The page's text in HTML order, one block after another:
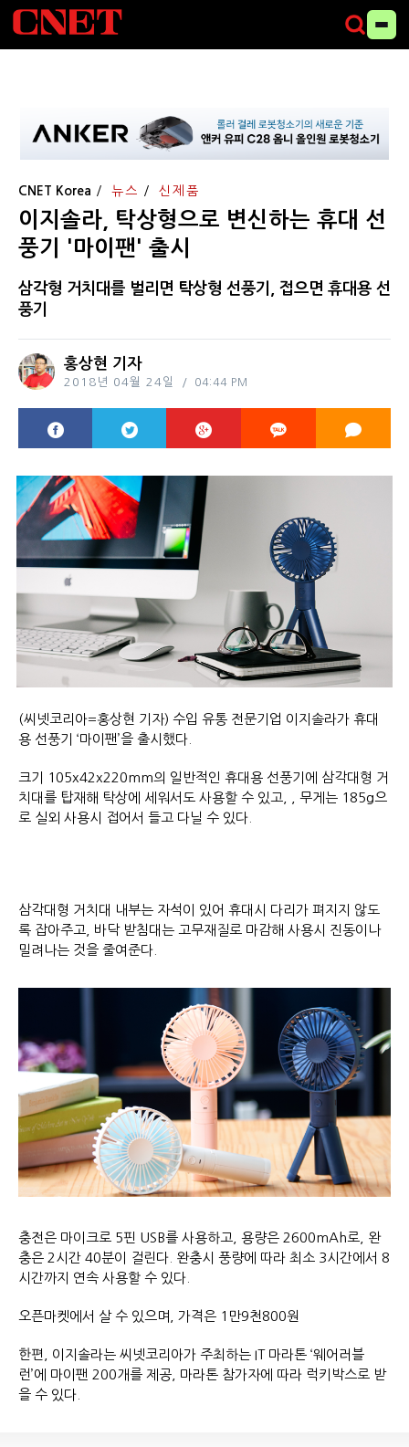
CNET Korea 뉴스 신제품
이지솔라, 탁상형으로 변신하는 휴대 선
풍기 '마이팬' 출시
삼각형 거치대를 벌리면 탁상형 선풍기, 접으면 휴대용 선
풍기
홍상현 기자
2018년 04월 24일 04:44 PM
(씨넷코리아=홍상현 기자) 수입 유통 전문기업 이지솔라가 휴대
용 선풍기 ‘마이팬’을 출시했다.
크기 105x42x220mm의 일반적인 휴대용 선풍기에 삼각대형 거
치대를 탑재해 탁상에 세워서도 사용할 수 있고, , 무게는 185g으
로 실외 사용시 접어서 들고 다닐 수 있다.
삼각대형 거치대 내부는 자석이 있어 휴대시 다리가 펴지지 않도
록 잡아주고, 바닥 받침대는 고무재질로 마감해 사용시 진동이나
밀려나는 것을 줄여준다.
충전은 마이크로 5핀 USB를 사용하고, 용량은 2600mAh로, 완
충은 2시간 40분이 걸린다. 완충시 풍량에 따라 최소 3시간에서 8
시간까지 연속 사용할 수 있다.
오픈마켓에서 살 수 있으며, 가격은 1만9천800원
한편, 이지솔라는 씨넷코리아가 주최하는 IT 마라톤 ‘웨어러블
런’에 마이팬 200개를 제공, 마라톤 참가자에 따라 럭키박스로 받
을 수 있다.